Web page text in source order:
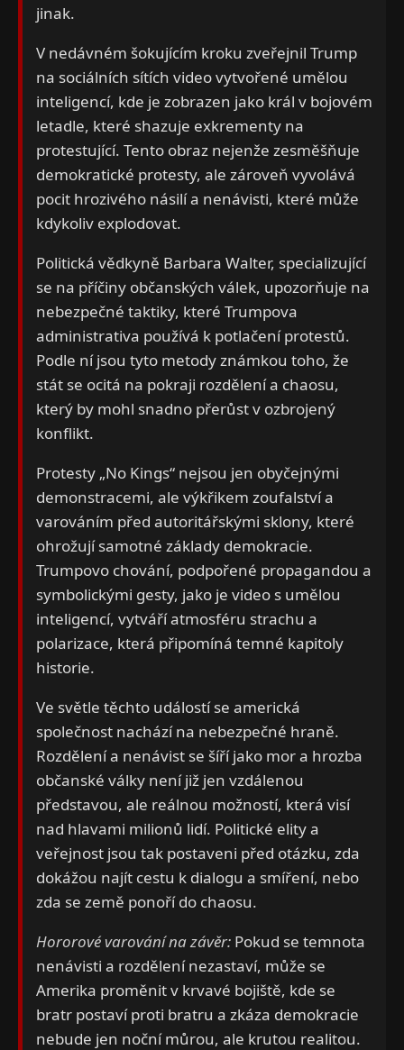
jinak.
V nedávném šokujícím kroku zveřejnil Trump
na sociálních sítích video vytvořené umělou
inteligencí, kde je zobrazen jako král v bojovém
letadle, které shazuje exkrementy na
protestující. Tento obraz nejenže zesměšňuje
demokratické protesty, ale zároveň vyvolává
pocit hrozivého násilí a nenávisti, které může
kdykoliv explodovat.
Politická vědkyně Barbara Walter, specializující
se na příčiny občanských válek, upozorňuje na
nebezpečné taktiky, které Trumpova
administrativa používá k potlačení protestů.
Podle ní jsou tyto metody známkou toho, že
stát se ocitá na pokraji rozdělení a chaosu,
který by mohl snadno přerůst v ozbrojený
konflikt.
Protesty „No Kings“ nejsou jen obyčejnými
demonstracemi, ale výkřikem zoufalství a
varováním před autoritářskými sklony, které
ohrožují samotné základy demokracie.
Trumpovo chování, podpořené propagandou a
symbolickými gesty, jako je video s umělou
inteligencí, vytváří atmosféru strachu a
polarizace, která připomíná temné kapitoly
historie.
Ve světle těchto událostí se americká
společnost nachází na nebezpečné hraně.
Rozdělení a nenávist se šíří jako mor a hrozba
občanské války není již jen vzdálenou
představou, ale reálnou možností, která visí
nad hlavami milionů lidí. Politické elity a
veřejnost jsou tak postaveni před otázku, zda
dokážou najít cestu k dialogu a smíření, nebo
zda se země ponoří do chaosu.
Hororové varování na závěr: Pokud se temnota
nenávisti a rozdělení nezastaví, může se
Amerika proměnit v krvavé bojiště, kde se
bratr postaví proti bratru a zkáza demokracie
nebude jen noční můrou, ale krutou realitou.